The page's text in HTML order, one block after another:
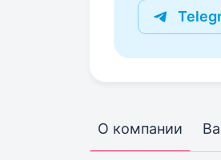
О компании